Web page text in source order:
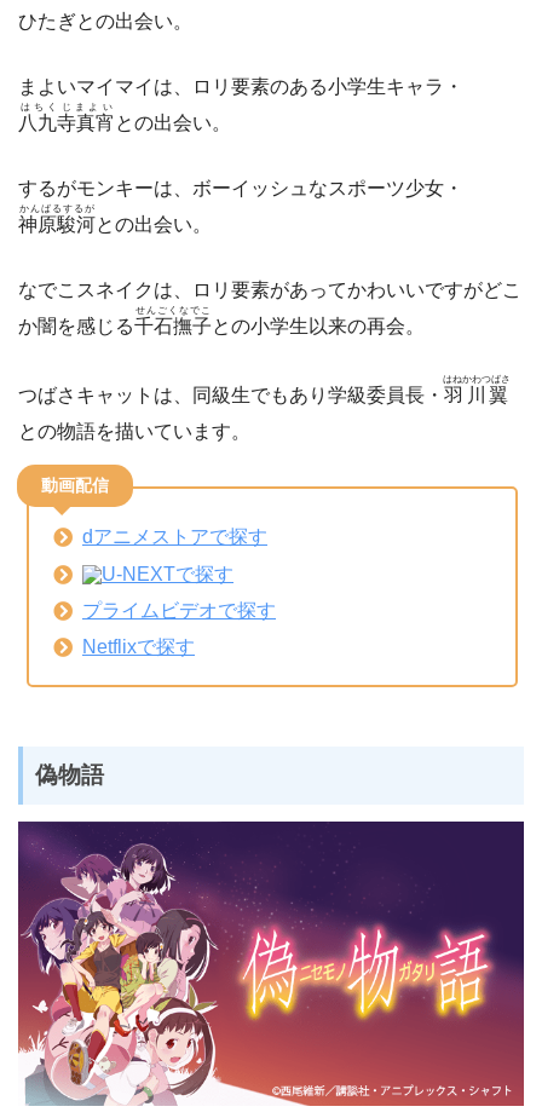
ひたぎとの出会い。
まよいマイマイは、ロリ要素のある小学生キャラ・
八九寺真宵
はちくじまよい
との出会い。
するがモンキーは、ボーイッシュなスポーツ少女・
神原駿河
かんばるするが
との出会い。
なでこスネイクは、ロリ要素があってかわいいですがどこ
か闇を感じる千石撫子
せんごくなでこ
との小学生以来の再会。
つばさキャットは、同級生でもあり学級委員長・ 羽川翼
はねかわつばさ
との物語を描いています。
動画配信
dアニメストアで探す
U-NEXTで探す
プライムビデオで探す
Netflixで探す
偽物語